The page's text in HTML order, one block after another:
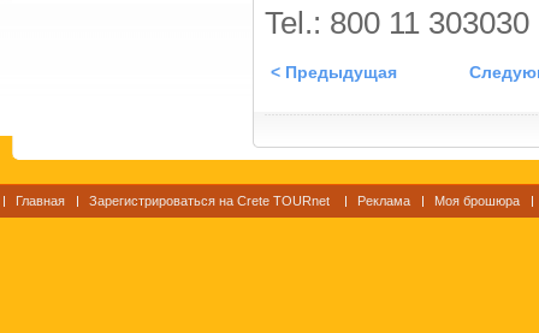
Tel.: 800 11 303030
< Предыдущая
Главная Зарегистрироваться на Crete TOURnet Реклама Моя брошюра